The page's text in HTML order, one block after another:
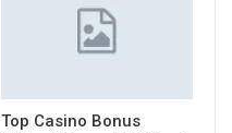
Top Casino Bonus